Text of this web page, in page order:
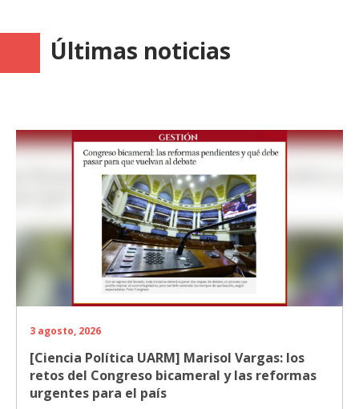
Últimas noticias
3 agosto, 2026
[Ciencia Política UARM] Marisol Vargas: los
retos del Congreso bicameral y las reformas
urgentes para el país